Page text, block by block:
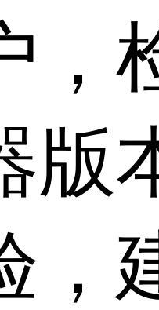
，
版
，